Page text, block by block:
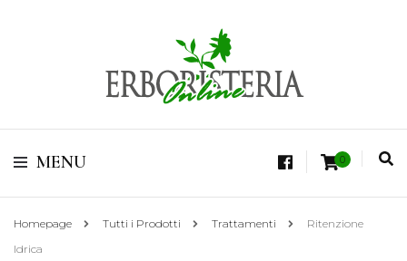
Erboristeria Shop
Online Tisane
Vendita di Botaniche, Erbe e Spezie Officinali, Tisane Terapeutiche Esclusive,
MENU 0
Homepage Tutti i Prodotti Trattamenti
Ritenzione
Idrica